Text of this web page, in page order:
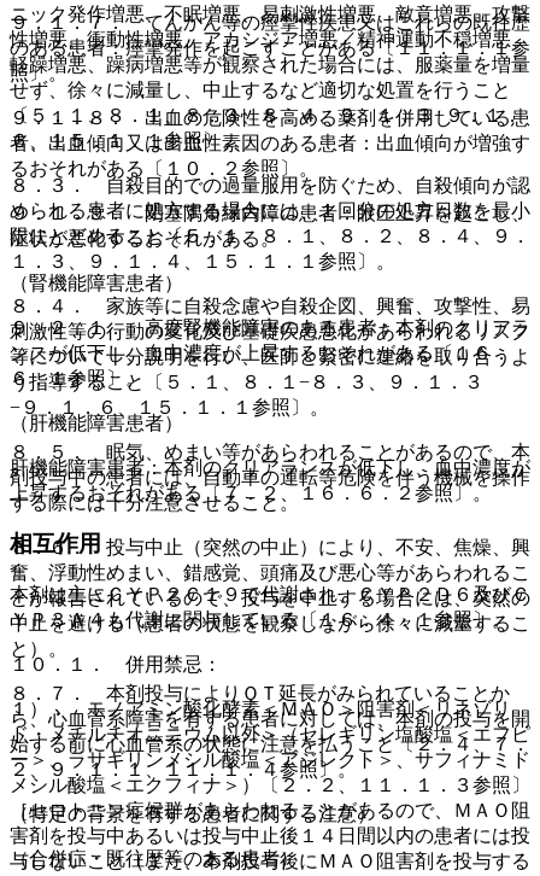
９．１．７． てんかん等の痙攣性疾患又はこれらの既往歴
のある患者：痙攣発作を起こすことがある〔１１．１．１参
照〕。
９．１．８． 出血の危険性を高める薬剤を併用している患
者、出血傾向又は出血性素因のある患者：出血傾向が増強す
るおそれがある〔１０．２参照〕。
９．１．９． 閉塞隅角緑内障の患者：眼圧上昇を起こし、
症状が悪化するおそれがある。
（腎機能障害患者）
９．２．１． 高度腎機能障害のある患者：本剤のクリアラ
ンスが低下し、血中濃度が上昇するおそれがある〔１６．
６．１参照〕。
（肝機能障害患者）
肝機能障害患者：本剤のクリアランスが低下し、血中濃度が
上昇するおそれがある〔７．２、１６．６．２参照〕。
相互作用
本剤は主にＣＹＰ２Ｃ１９で代謝され、ＣＹＰ２Ｄ６及びＣ
ＹＰ３Ａ４も代謝に関与している〔１６．４．１参照〕。
１０．１． 併用禁忌：
１）． モノアミン酸化酵素＜ＭＡＯ＞阻害剤＜リネゾリ
ド・メチルチオニニウム以外＞（セレギリン塩酸塩＜エフピ
ー＞、ラサギリンメシル酸塩＜アジレクト＞、サフィナミド
メシル酸塩＜エクフィナ＞）〔２．２、１１．１．３参照〕
［セロトニン症候群があらわれることがあるので、ＭＡＯ阻
害剤を投与中あるいは投与中止後１４日間以内の患者には投
与しないこと（また、本剤投与後にＭＡＯ阻害剤を投与する
ニック発作増悪、不眠増悪、易刺激性増悪、敵意増悪、攻撃
性増悪、衝動性増悪、アカシジア増悪／精神運動不穏増悪、
軽躁増悪、躁病増悪等が観察された場合には、服薬量を増量
せず、徐々に減量し、中止するなど適切な処置を行うこと
〔５．１、８．１、８．３、８．４、９．１．３−９．１．
６、１５．１．１参照〕。
８．３． 自殺目的での過量服用を防ぐため、自殺傾向が認
められる患者に処方する場合には、１回分の処方日数を最小
限にとどめること〔５．１、８．１、８．２、８．４、９．
１．３、９．１．４、１５．１．１参照〕。
８．４． 家族等に自殺念慮や自殺企図、興奮、攻撃性、易
刺激性等の行動の変化及び基礎疾患悪化があらわれるリスク
等について十分説明を行い、医師と緊密に連絡を取り合うよ
う指導すること〔５．１、８．１−８．３、９．１．３
−９．１．６、１５．１．１参照〕。
８．５． 眠気、めまい等があらわれることがあるので、本
剤投与中の患者には、自動車の運転等危険を伴う機械を操作
する際には十分注意させること。
８．６． 投与中止（突然の中止）により、不安、焦燥、興
奮、浮動性めまい、錯感覚、頭痛及び悪心等があらわれるこ
とが報告されているので、投与を中止する場合には、突然の
中止を避ける（患者の状態を観察しながら徐々に減量するこ
と）。
８．７． 本剤投与によりＱＴ延長がみられていることか
ら、心血管系障害を有する患者に対しては、本剤の投与を開
始する前に心血管系の状態に注意を払うこと〔２．４、７．
２、９．１．１、１１．１．４参照〕。
（特定の背景を有する患者に関する注意）
（合併症・既往歴等のある患者）